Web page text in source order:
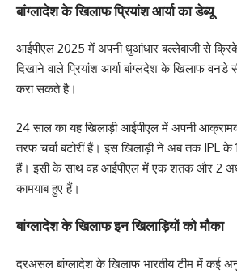
बांग्लादेश के खिलाफ प्रियांश आर्या का डेब्यू
आईपीएल 2025 में अपनी धुआंधार बल्लेबाजी से
दिखाने वाले प्रियांश आर्या बांग्लदेश के खिलाफ वनडे
करा सकते है।
24 साल का यह खिलाड़ी आईपीएल में अपनी
तरफ चर्चा बटोरीं हैं। इस खिलाड़ी ने अब तक IPL के
हैं। इसी के साथ वह आईपीएल में एक शतक और 2
कामयाब हुए हैं।
बांग्लादेश के खिलाफ इन खिलाड़ियों को मौका
दरअसल बांग्लादेश के खिलाफ भारतीय टीम में कई